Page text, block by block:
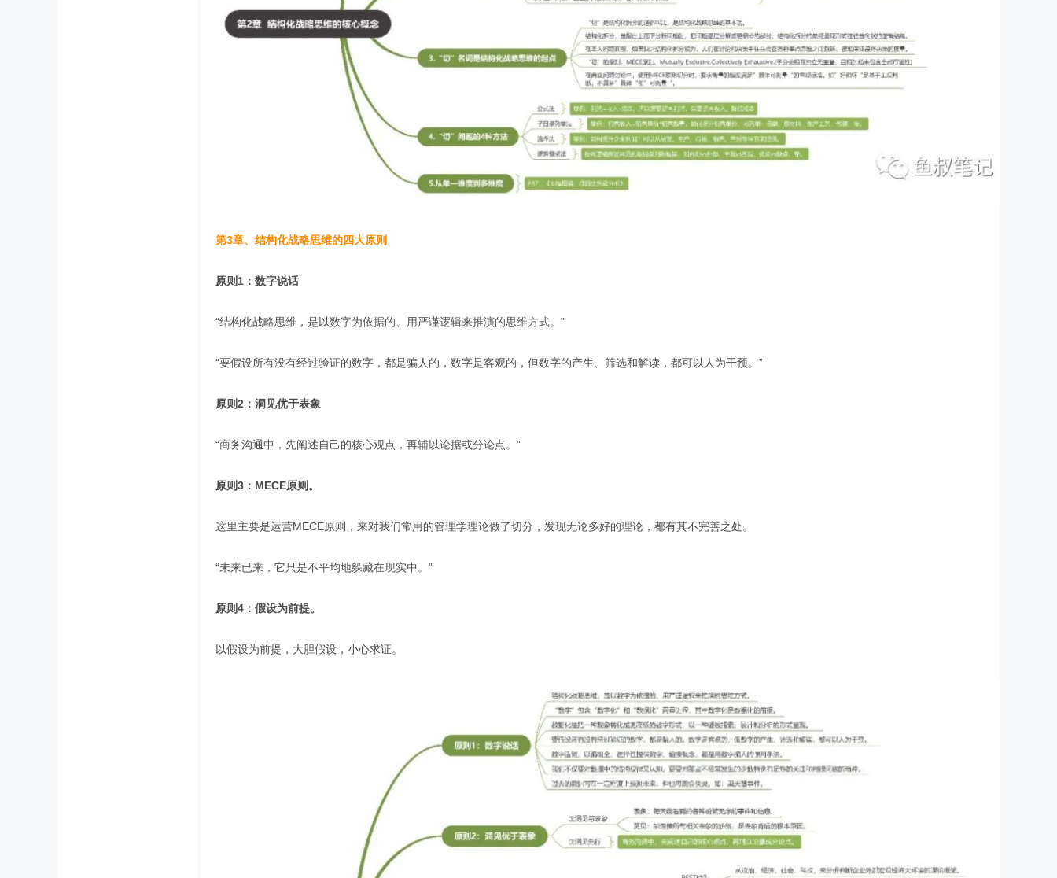
第3章、结构化战略思维的四大原则
原则1：数字说话
“结构化战略思维，是以数字为依据的、用严谨逻辑来推演的思维方式。”
“要假设所有没有经过验证的数字，都是骗人的，数字是客观的，但数字的产生、筛选和解读，都可以人为干预。”
原则2：洞见优于表象
“商务沟通中，先阐述自己的核心观点，再辅以论据或分论点。”
原则3：MECE原则。
这里主要是运营MECE原则，来对我们常用的管理学理论做了切分，发现无论多好的理论，都有其不完善之处。
“未来已来，它只是不平均地躲藏在现实中。”
原则4：假设为前提。
以假设为前提，大胆假设，小心求证。